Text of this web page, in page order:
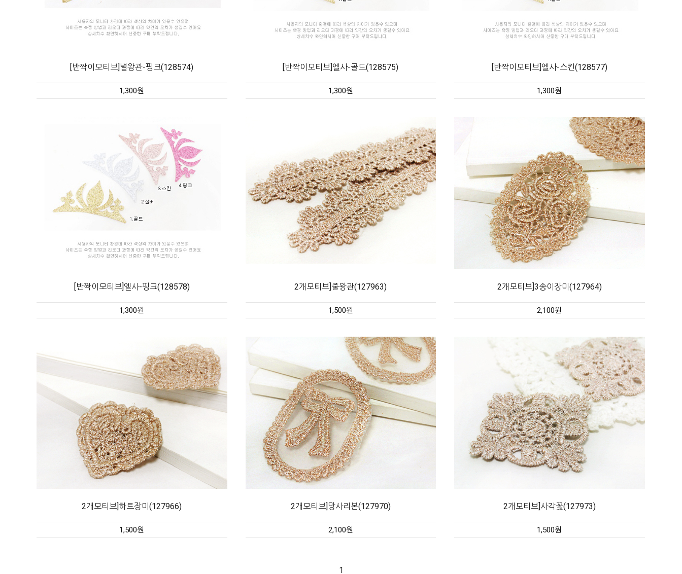
[반짝이모티브]별왕관-핑크(128574)
1,300원
[반짝이모티브]엘사-골드(128575)
1,300원
[반짝이모티브]엘사-스킨(128577)
1,300원
[반짝이모티브]엘사-핑크(128578)
1,300원
2개모티브]줄왕관(127963)
1,500원
2개모티브]3송이장미(127964)
2,100원
2개모티브]하트장미(127966)
1,500원
2개모티브]망사리본(127970)
2,100원
2개모티브]사각꽃(127973)
1,500원
1